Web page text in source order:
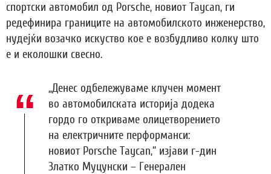
спортски автомобил од Porsche, новиот Taycan, ги
редефинира границите на автомобилското инженерство,
нудејќи возачко искуство кое е возбудливо колку што
е и еколошки свесно.
„Денес одбележуваме клучен момент
во автомобилската историја додека
гордо го откриваме олицетворението
на електричните перформанси:
новиот Porsche Taycan,“ изјави г-дин
Златко Муцунски – Генерален